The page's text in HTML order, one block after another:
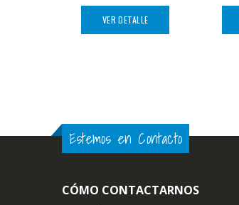
VER DETALLE
Estemos en Contacto
CÓMO CONTACTARNOS